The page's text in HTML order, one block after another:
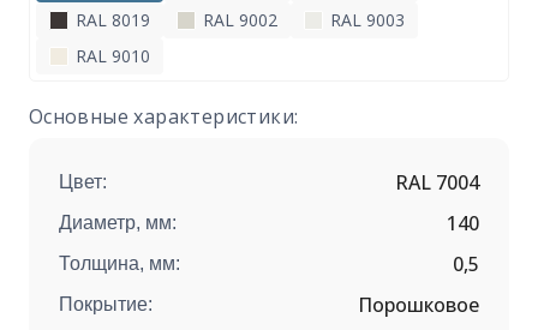
RAL 8019
RAL 9002
RAL 9003
RAL 9010
Основные характеристики:
Цвет: RAL 7004
Диаметр, мм: 140
Толщина, мм: 0,5
Покрытие: Порошковое